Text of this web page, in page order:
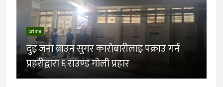
crime
दुइ जना ब्राउन सुगर कारोबारीलाइ पक्राउ गर्न
प्रहरीद्वारा ६ राउण्ड गोली प्रहार